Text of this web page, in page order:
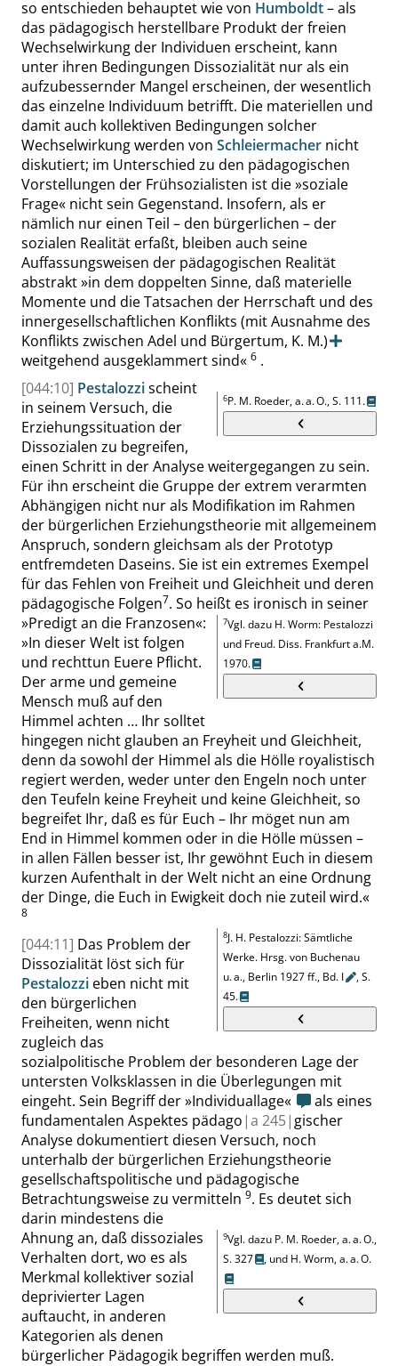
so entschieden behauptet wie von Humboldt– als
das pädagogisch herstellbare Produkt der freien
Wechselwirkung der Individuen erscheint, kann
unter ihren Bedingungen Dissozialität nur als ein
aufzubessernder Mangel erscheinen, der wesentlich
das einzelne Individuum betrifft. Die materiellen und
damit auch kollektiven Bedingungen solcher
Wechselwirkung werden von Schleiermacher nicht
diskutiert; im Unterschied zu den pädagogischen
Vorstellungen der Frühsozialisten ist die»soziale
Frage« nicht sein Gegenstand. Insofern, als er
nämlich nur einen Teil – den bürgerlichen – der
sozialen Realität erfaßt, bleiben auch seine
Auffassungsweisen der pädagogischen Realität
abstrakt»in dem doppelten Sinne, daß materielle
Momente und die Tatsachen der Herrschaft und des
innergesellschaftlichen Konflikts (mit Ausnahme des
Konflikts zwischen Adel und Bürgertum, K. M.)
weitgehend ausgeklammert sind« 6
6P. M. Roeder, a. a. O.,S. 111.
.
[044:10] Pestalozzischeint
in seinem Versuch, die
Erziehungssituation der
Dissozialen zu begreifen,
einen Schritt in der Analyse weitergegangen zu sein.
Für ihn erscheint die Gruppe der extrem verarmten
Abhängigen nicht nur als Modifikation im Rahmen
der bürgerlichen Erziehungstheorie mit allgemeinem
Anspruch, sondern gleichsam als der Prototyp
entfremdeten Daseins. Sie ist ein extremes Exempel
für das Fehlen von Freiheit und Gleichheit und deren
pädagogische Folgen7
7Vgl. dazu H. Worm: Pestalozzi
und Freud. Diss. Frankfurta.M.
1970.
. So heißt es ironisch in seiner
»Predigt an die Franzosen«:
»In dieser Welt ist folgen
und rechttun Euere Pflicht.
Der arme und gemeine
Mensch muß auf den
Himmel achten … Ihr solltet
hingegen nicht glauben an Freyheit und Gleichheit,
denn da sowohl der Himmel als die Hölle royalistisch
regiert werden, weder unter den Engeln noch unter
den Teufeln keine Freyheit und keine Gleichheit, so
begreifet Ihr, daß es für Euch – Ihr möget nun am
End in Himmel kommen oder in die Hölle müssen –
in allen Fällen besser ist, Ihr gewöhnt Euch in diesem
kurzen Aufenthalt in der Welt nicht an eine Ordnung
der Dinge, die Euch in Ewigkeit doch nie zuteil wird.«
8
8J. H. Pestalozzi:Sämtliche
Werke. Hrsg.von Buchenau
u. a., Berlin 1927 ff., Bd. I ,S.
45.
[044:11] Das Problem der
Dissozialität löst sich für
Pestalozzi eben nicht mit
den bürgerlichen
Freiheiten, wenn nicht
zugleich das
sozialpolitische Problem der besonderen Lage der
untersten Volksklassen in die Überlegungen mit
eingeht. Sein Begriff der»Individuallage«
als eines
fundamentalen Aspektes pädago |a 245| gischer
Analyse dokumentiert diesen Versuch, noch
unterhalb der bürgerlichen Erziehungstheorie
gesellschaftspolitische und pädagogische
Betrachtungsweise zu vermitteln 9
9Vgl. dazu P. M. Roeder, a. a. O.,
S. 327
, und H. Worm, a. a. O.
. Es deutet sich
darin mindestens die
Ahnung an, daß dissoziales
Verhalten dort, wo es als
Merkmal kollektiver sozial
deprivierter Lagen
auftaucht, in anderen
Kategorien als denen
bürgerlicher Pädagogik begriffen werden muß.